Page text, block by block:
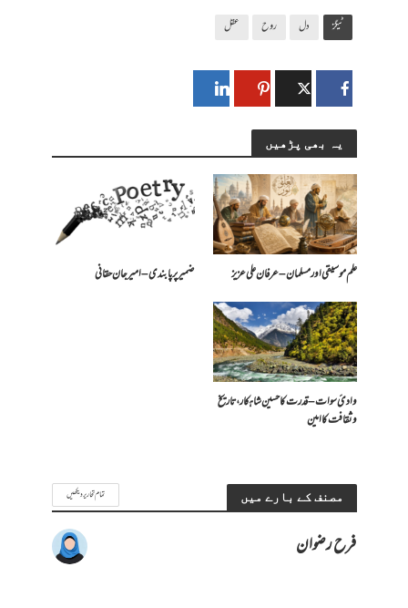
ٹیگز دل روح عقل
یہ بھی پڑھیں
علم موسیقی اور مسلمان – عرفان علی عزیز ضمیر پر پابندی – امیرجان حقانی
وادیٔ سوات – قدرت کا حسین شاہکار، تاریخ
و ثقافت کا امین
مصنف کے بارے میں تمام تحاریر دیکھیں
فرح رضوان